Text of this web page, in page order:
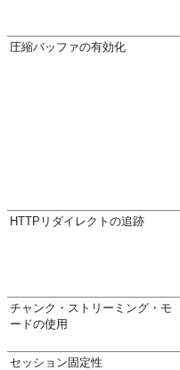
圧縮バッファの有効化
HTTPリダイレクトの追跡
チャンク・ストリーミング・モ
ードの使用
セッション固定性